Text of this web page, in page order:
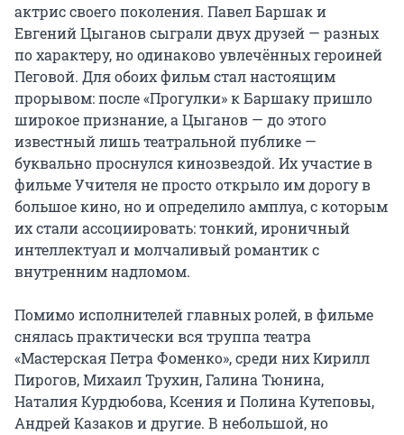
актрис своего поколения. Павел Баршак и
Евгений Цыганов сыграли двух друзей — разных
по характеру, но одинаково увлечённых героиней
Пеговой. Для обоих фильм стал настоящим
прорывом: после «Прогулки» к Баршаку пришло
широкое признание, а Цыганов — до этого
известный лишь театральной публике —
буквально проснулся кинозвездой. Их участие в
фильме Учителя не просто открыло им дорогу в
большое кино, но и определило амплуа, с которым
их стали ассоциировать: тонкий, ироничный
интеллектуал и молчаливый романтик с
внутренним надломом.
Помимо исполнителей главных ролей, в фильме
снялась практически вся труппа театра
«Мастерская Петра Фоменко», среди них Кирилл
Пирогов, Михаил Трухин, Галина Тюнина,
Наталия Курдюбова, Ксения и Полина Кутеповы,
Андрей Казаков и другие. В небольшой, но